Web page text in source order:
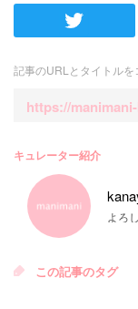
記事のURLとタイトルを
https://
キュレーター紹介
よろ
この記事のタグ